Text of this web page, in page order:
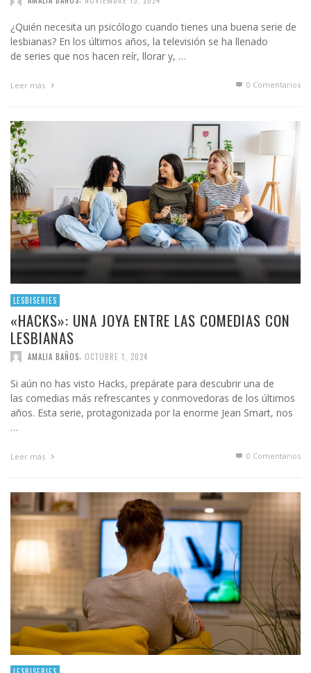
¿Quién necesita un psicólogo cuando tienes una buena serie de
lesbianas? En los últimos años, la televisión se ha llenado
de series que nos hacen reír, llorar y, …
Leer más 0 Comentarios
LESBISERIES
«HACKS»: UNA JOYA ENTRE LAS COMEDIAS CON
LESBIANAS
AMALIA BAÑOS OCTUBRE 1, 2024
Si aún no has visto Hacks, prepárate para descubrir una de
las comedias más refrescantes y conmovedoras de los últimos
años. Esta serie, protagonizada por la enorme Jean Smart, nos
…
Leer más 0 Comentarios